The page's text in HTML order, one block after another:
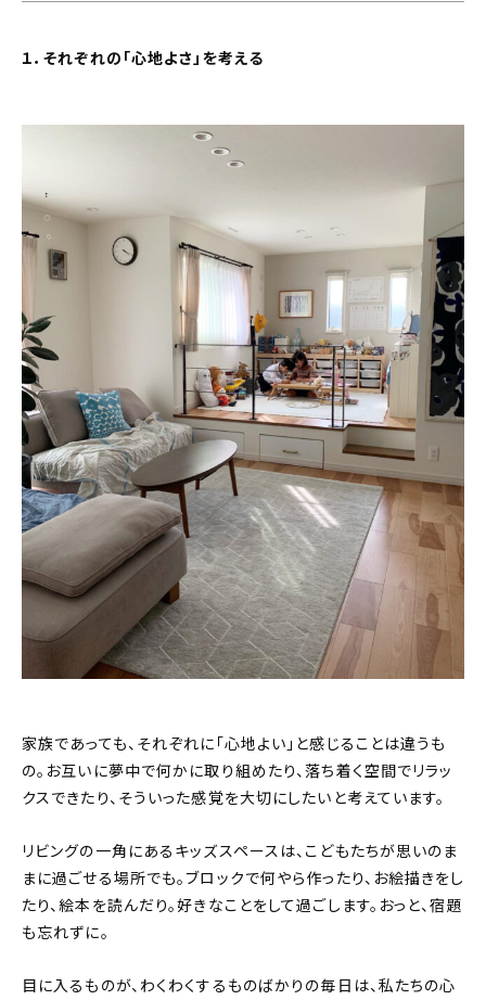
ギフト
About
１．それぞれの「心地よさ」を考える
家族であっても、それぞれに「心地よい」と感じることは違うも
の。お互いに夢中で何かに取り組めたり、落ち着く空間でリラッ
クスできたり、そういった感覚を大切にしたいと考えています。
リビングの一角にあるキッズスペースは、こどもたちが思いのま
まに過ごせる場所でも。ブロックで何やら作ったり、お絵描きをし
たり、絵本を読んだり。好きなことをして過ごします。おっと、宿題
も忘れずに。
目に入るものが、わくわくするものばかりの毎日は、私たちの心